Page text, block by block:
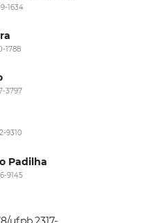
1634
1788
3797
9310
Padilha
9145